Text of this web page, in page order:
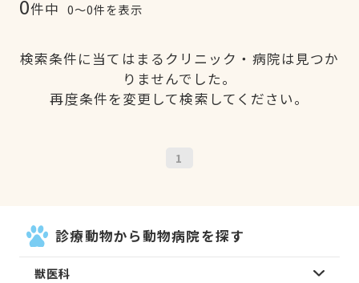
0件中 0〜0件を表示
検索条件に当てはまるクリニック・病院は見つか
りませんでした。
再度条件を変更して検索してください。
1
診療動物から動物病院を探す
獣医科